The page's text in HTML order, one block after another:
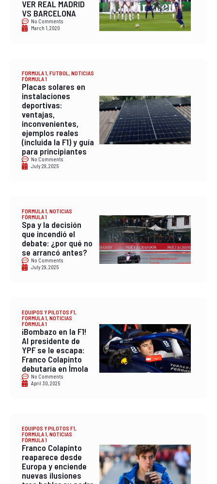
VER REAL MADRID
VS BARCELONA
No Comments
March 1, 2020
FORMULA 1, FUTBOL, NOTICIAS
FÓRMULA 1
Placas solares en
instalaciones
deportivas:
ventajas,
inconvenientes,
ejemplos reales
(incluida la F1) y guía
para principiantes
No Comments
July 29, 2025
FORMULA 1, NOTICIAS
FÓRMULA 1
Spa y la decisión
que incendió el
debate: ¿por qué no
se arrancó antes?
No Comments
July 29, 2025
EQUIPOS Y PILOTOS F1,
FORMULA 1, NOTICIAS
FÓRMULA 1
¡Bombazo en la F1!
Al presidente de
YPF se le escapa:
Franco Colapinto
debutaría en Ímola
No Comments
April 30, 2025
EQUIPOS Y PILOTOS F1,
FORMULA 1, NOTICIAS
FÓRMULA 1
Franco Colapinto
reaparece desde
Europa y enciende
nuevas ilusiones